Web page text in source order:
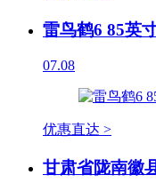
雷鸟鹤6 85英
07.08
优惠直达 >
甘肃省陇南徽